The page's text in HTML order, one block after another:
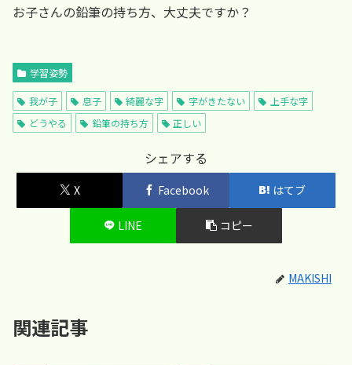
お子さんの鉛筆の持ち方、大丈夫ですか？
学習姿勢
我が子 息子 綺麗な字 字がきたない
上手な字
どうやる
鉛筆の持ち方 正しい
シェアする
X Facebook はてブ
LINE コピー
MAKISHI
関連記事